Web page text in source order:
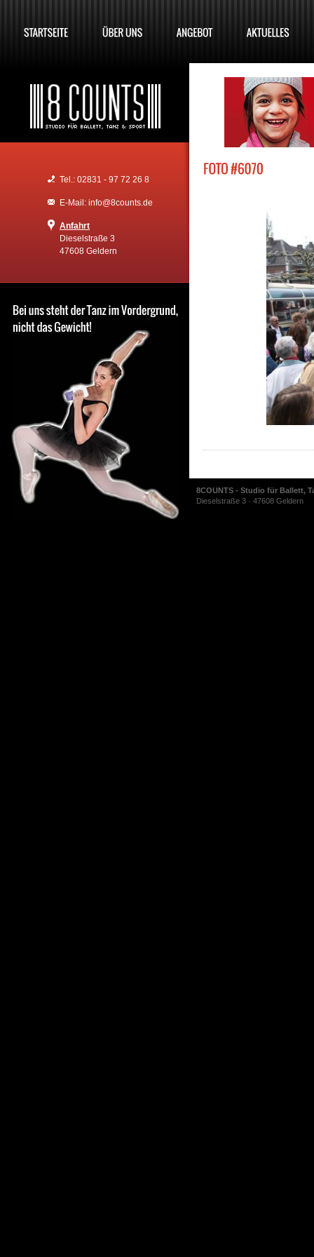
Tel.: 02831 - 97 72 26 8
E-Mail: info@8counts.de
Anfahrt
Dieselstraße 3
47608 Geldern
8COUNTS - Studio für Ballett,
Dieselstraße 3 · 47608 Geldern